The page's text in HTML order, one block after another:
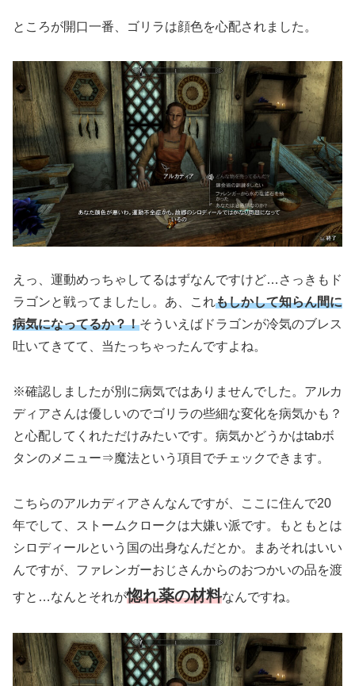
ところが開口一番、ゴリラは顔色を心配されました。
えっ、運動めっちゃしてるはずなんですけど…さっきもド
ラゴンと戦ってましたし。あ、これもしかして知らん間に
病気になってるか？！そういえばドラゴンが冷気のブレス
吐いてきてて、当たっちゃったんですよね。
※確認しましたが別に病気ではありませんでした。アルカ
ディアさんは優しいのでゴリラの些細な変化を病気かも？
と心配してくれただけみたいです。 病気かどうかはtabボ
タンのメニュー⇒魔法という項目でチェックできます。
こちらのアルカディアさんなんですが、ここに住んで20
年でして、ストームクロークは大嫌い派です。もともとは
シロディールという国の出身なんだとか。まあそれはいい
んですが、ファレンガーおじさんからのおつかいの品を渡
すと…なんとそれが惚れ薬の材料なんですね。